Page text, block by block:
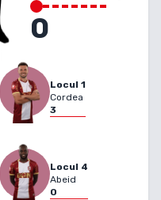
0
Locul 1
Cordea
3
Locul 4
Abeid
0